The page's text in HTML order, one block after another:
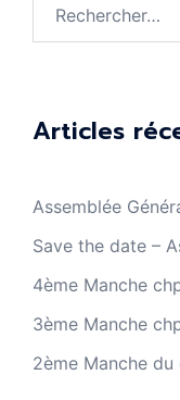
Articles
Assemblée
Save the date –
4ème Manche
3ème Manche
2ème Manche